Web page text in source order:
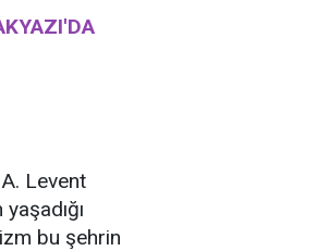
Levent
bu şehrin